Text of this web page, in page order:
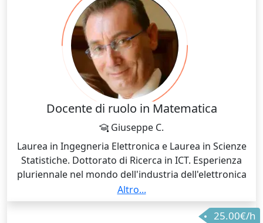
Docente di ruolo in Matematica
Giuseppe C.
Laurea in Ingegneria Elettronica e Laurea in Scienze
Statistiche. Dottorato di Ricerca in ICT. Esperienza
pluriennale nel mondo dell'industria dell'elettronica
in qualità prima di Process Engineer per Memorie
Flash-EEPROM-EPROM, successivamente, come
Application Engineer per applicazioni dell'elettronica
Altro...
25.00€/h